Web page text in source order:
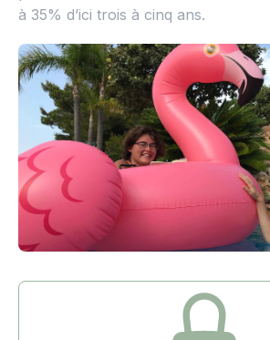
à 35% d’ici trois à cinq ans.